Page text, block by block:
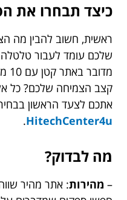
כיצד תבחרו את
ראשית, חשוב להבין מה
שלכם עומד לעבור טלטלה
קצב הצמיחה שלכם? כל
אתכם לצעד הראשון
HitechCenter4u
.
מה לבדוק?
– מהירות: אתר מהיר